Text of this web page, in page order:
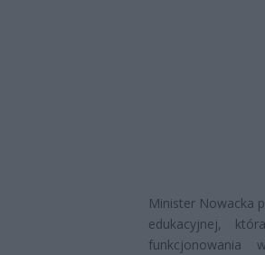
Minister Nowacka
edukacyjnej,
funkcjonowania